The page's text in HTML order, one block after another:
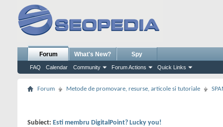
Forum
FAQ Calendar Community Forum Actions Quick Links
What's New? Spy
Forum Metode de promovare, resurse, articole si tutoriale
Subiect: Esti membru DigitalPoint? Lucky you!